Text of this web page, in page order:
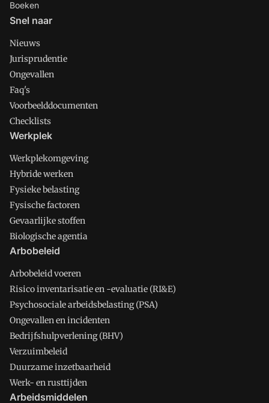
Boeken
Snel naar
Nieuws
Jurisprudentie
Ongevallen
Faq's
Voorbeelddocumenten
Checklists
Werkplek
Werkplekomgeving
Hybride werken
Fysieke belasting
Fysische factoren
Gevaarlijke stoffen
Biologische agentia
Arbobeleid
Arbobeleid voeren
Risico inventarisatie en -evaluatie (RI&E)
Psychosociale arbeidsbelasting (PSA)
Ongevallen en incidenten
Bedrijfshulpverlening (BHV)
Verzuimbeleid
Duurzame inzetbaarheid
Werk- en rusttijden
Arbeidsmiddelen